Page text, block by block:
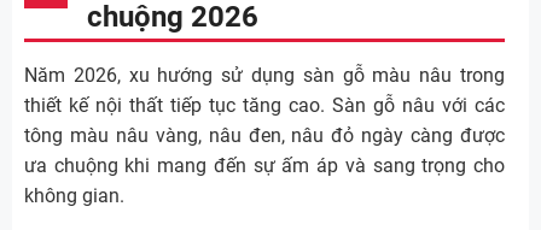
chuộng 2026
Năm 2026, xu hướng sử dụng sàn gỗ màu nâu trong
thiết kế nội thất tiếp tục tăng cao. Sàn gỗ nâu với các
tông màu nâu vàng, nâu đen, nâu đỏ ngày càng được
ưa chuộng khi mang đến sự ấm áp và sang trọng cho
không gian.